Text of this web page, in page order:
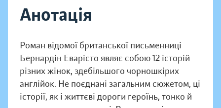
Анотація
Роман відомої британської письменниці
Бернардін Еварісто являє собою 12 історій
різних жінок, здебільшого чорношкірих
англійок. Не поєднані загальним сюжетом, ці
історії, як і життєві дороги героїнь, тонко й